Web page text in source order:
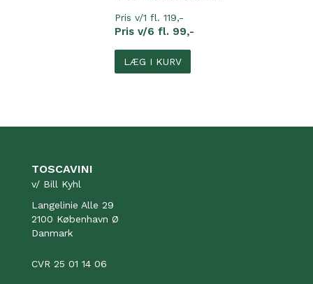
Pris v/1 fl. 119,-
Pris v/6 fl. 99,-
LÆG I KURV
TOSCAVINI
v/ Bill Kyhl
Langelinie Alle 29
2100 København Ø
Danmark
CVR 25 01 14 06